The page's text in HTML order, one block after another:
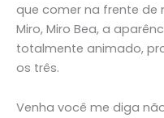
que comer na frente de
Miro, Miro Bea, a
totalmente animado,
os três.
Venha você me diga